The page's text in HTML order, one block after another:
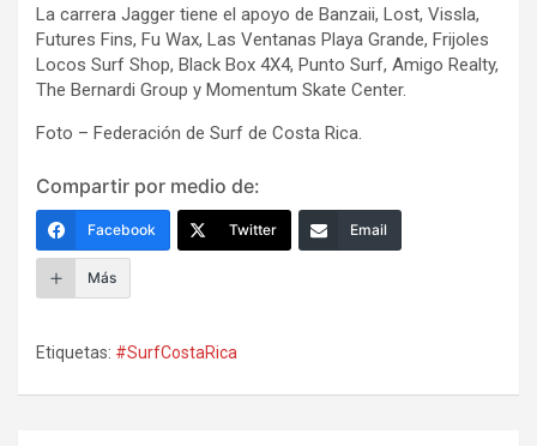
La carrera Jagger tiene el apoyo de Banzaii, Lost, Vissla,
Futures Fins, Fu Wax, Las Ventanas Playa Grande, Frijoles
Locos Surf Shop, Black Box 4X4, Punto Surf, Amigo Realty,
The Bernardi Group y Momentum Skate Center.
Foto – Federación de Surf de Costa Rica.
Compartir por medio de:
Facebook Twitter Email
Más
Etiquetas: #SurfCostaRica